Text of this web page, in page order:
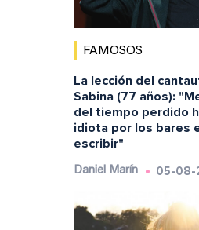
FAMOSOS
La lección del
Sabina (77 años):
del tiempo perdido
idiota por los bares
escribir"
Daniel Marín 05-08-